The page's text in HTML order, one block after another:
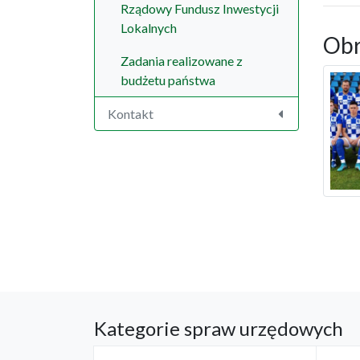
Rządowy Fundusz Inwestycji
Lokalnych
Zadania realizowane z
budżetu państwa
Kontakt
Kategorie spraw urzędowych